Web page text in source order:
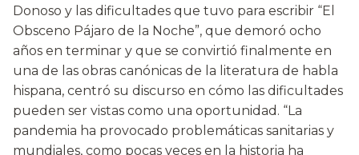
Donoso y las dificultades que tuvo para escribir “El
Obsceno Pájaro de la Noche”, que demoró ocho
años en terminar y que se convirtió finalmente en
una de las obras canónicas de la literatura de habla
hispana, centró su discurso en cómo las dificultades
pueden ser vistas como una oportunidad. “La
pandemia ha provocado problemáticas sanitarias y
mundiales, como pocas veces en la historia ha